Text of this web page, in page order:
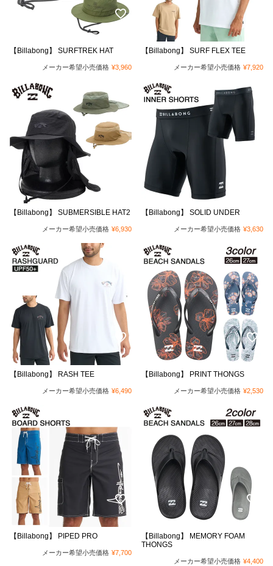
【Billabong】 SURFTREK HAT
メーカー希望小売価格 ¥3,960
【Billabong】 SURF FLEX TEE
メーカー希望小売価格 ¥7,920
【Billabong】 SUBMERSIBLE HAT2
メーカー希望小売価格 ¥6,930
【Billabong】 SOLID UNDER
メーカー希望小売価格 ¥3,630
【Billabong】 RASH TEE
メーカー希望小売価格 ¥6,490
【Billabong】 PRINT THONGS
メーカー希望小売価格 ¥2,530
【Billabong】 PIPED PRO
メーカー希望小売価格 ¥7,700
【Billabong】 MEMORY FOAM
THONGS
メーカー希望小売価格 ¥4,400